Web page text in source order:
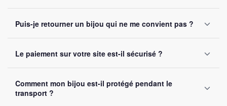
sans montant minimum d'achat. Votre bijou part sous 24 à
48 heures ouvrées.
Puis-je retourner un bijou qui ne me convient pas ?
le retourner. Remboursement intégral garanti, sans
question posée.
Le paiement sur votre site est-il sécurisé ?
SSL. Nous acceptons Visa, Mastercard, PayPal et Apple
Pay. Vos données bancaires ne sont jamais stockées sur
Comment mon bijou est-il protégé pendant le
transport ?